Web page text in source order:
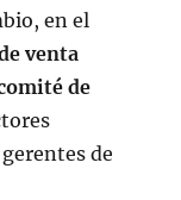
en el
venta
de
de